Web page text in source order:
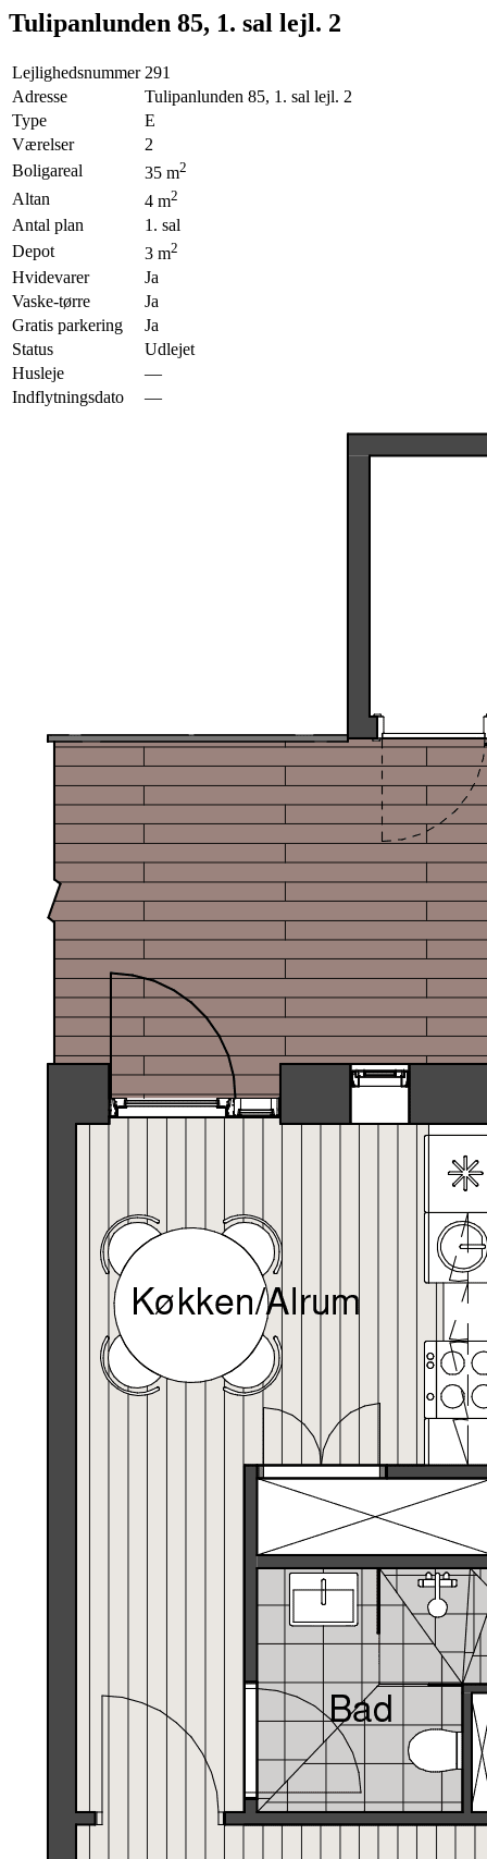
Tulipanlunden 85, 1. sal lejl. 2
Lejlighedsnummer 291
Adresse
Tulipanlunden 85, 1. sal lejl. 2
Type
E
Værelser
2
Boligareal
35 m2
Altan 4 m2
Antal plan
1. sal
Depot
3 m2
Hvidevarer
Ja
Vaske-tørre
Ja
Gratis parkering
Ja
Status
Udlejet
Husleje
—
Indflytningsdato
—